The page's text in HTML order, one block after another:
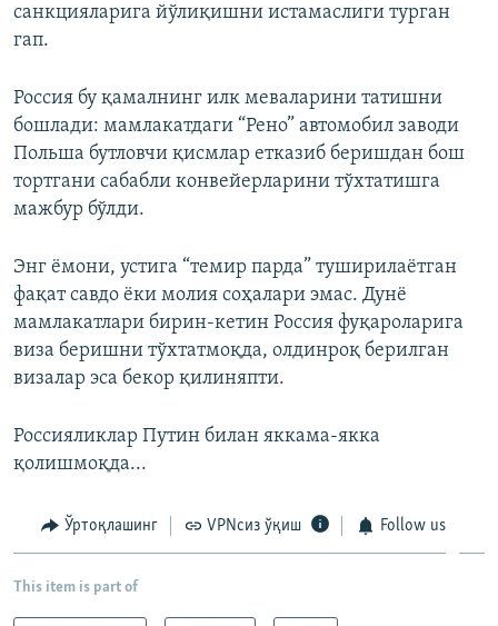
санкцияларига йўлиқишни истамаслиги турган
гап.
Россия бу қамалнинг илк меваларини татишни
бошлади: мамлакатдаги “Рено” автомобил заводи
Польша бутловчи қисмлар етказиб беришдан бош
тортгани сабабли конвейерларини тўхтатишга
мажбур бўлди.
Энг ёмони, устига “темир парда” туширилаётган
фақат савдо ёки молия соҳалари эмас. Дунё
мамлакатлари бирин-кетин Россия фуқароларига
виза беришни тўхтатмоқда, олдинроқ берилган
визалар эса бекор қилиняпти.
Россияликлар Путин билан яккама-якка
қолишмоқда...
Ўртоқлашинг VPNсиз ўқиш Follow us
This item is part of